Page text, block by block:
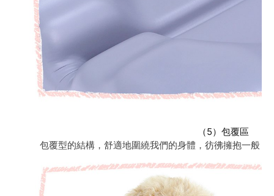
（5）包覆區
包覆型的結構，舒適地圍繞我們的身體，彷彿擁抱一般